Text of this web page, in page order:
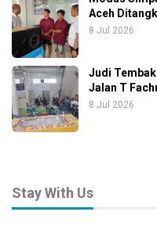
Aceh
8 Jul 2026
Judi
Jalan T
8 Jul 2026
Stay With Us